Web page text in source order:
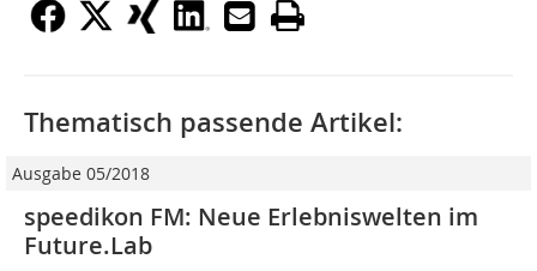
Thematisch passende Artikel:
Ausgabe 05/2018
speedikon FM: Neue Erlebniswelten im
Future.Lab